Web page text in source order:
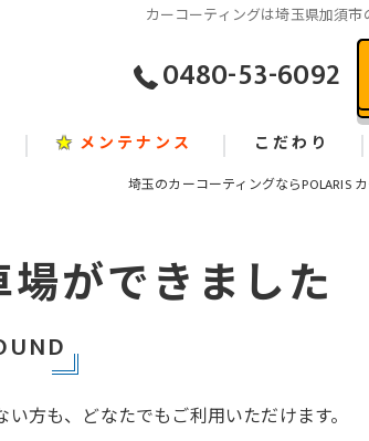
カーコーティングは埼玉県加須市
0480-53-6092
★ メンテナンス こだわり
★
施工事例
埼玉のカーコーティングならPOLARIS
ができました
方も、どなたでもご利用いただけます。